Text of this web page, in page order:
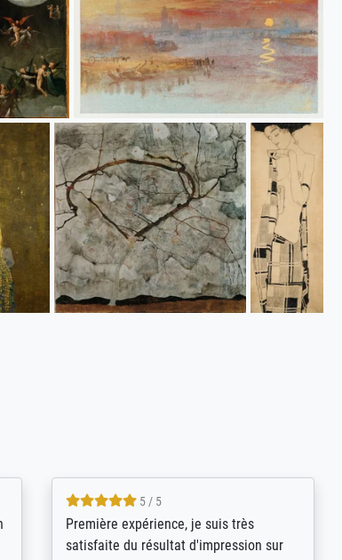
4.8 / 5
Qualité absolument irréprochable.
Extraordinaire diversité des thèmes